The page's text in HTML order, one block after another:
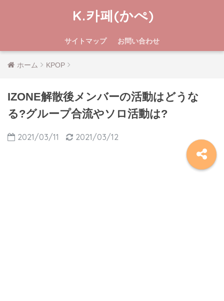
K.카페(かぺ)
サイトマップ お問い合わせ
ホーム KPOP
IZONE解散後メンバーの活動はどうな
る?グループ合流やソロ活動は?
2021/03/11 2021/03/12